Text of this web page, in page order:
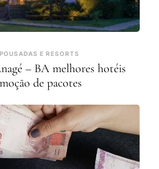
E RESORTS
– BA melhores hotéis
de pacotes